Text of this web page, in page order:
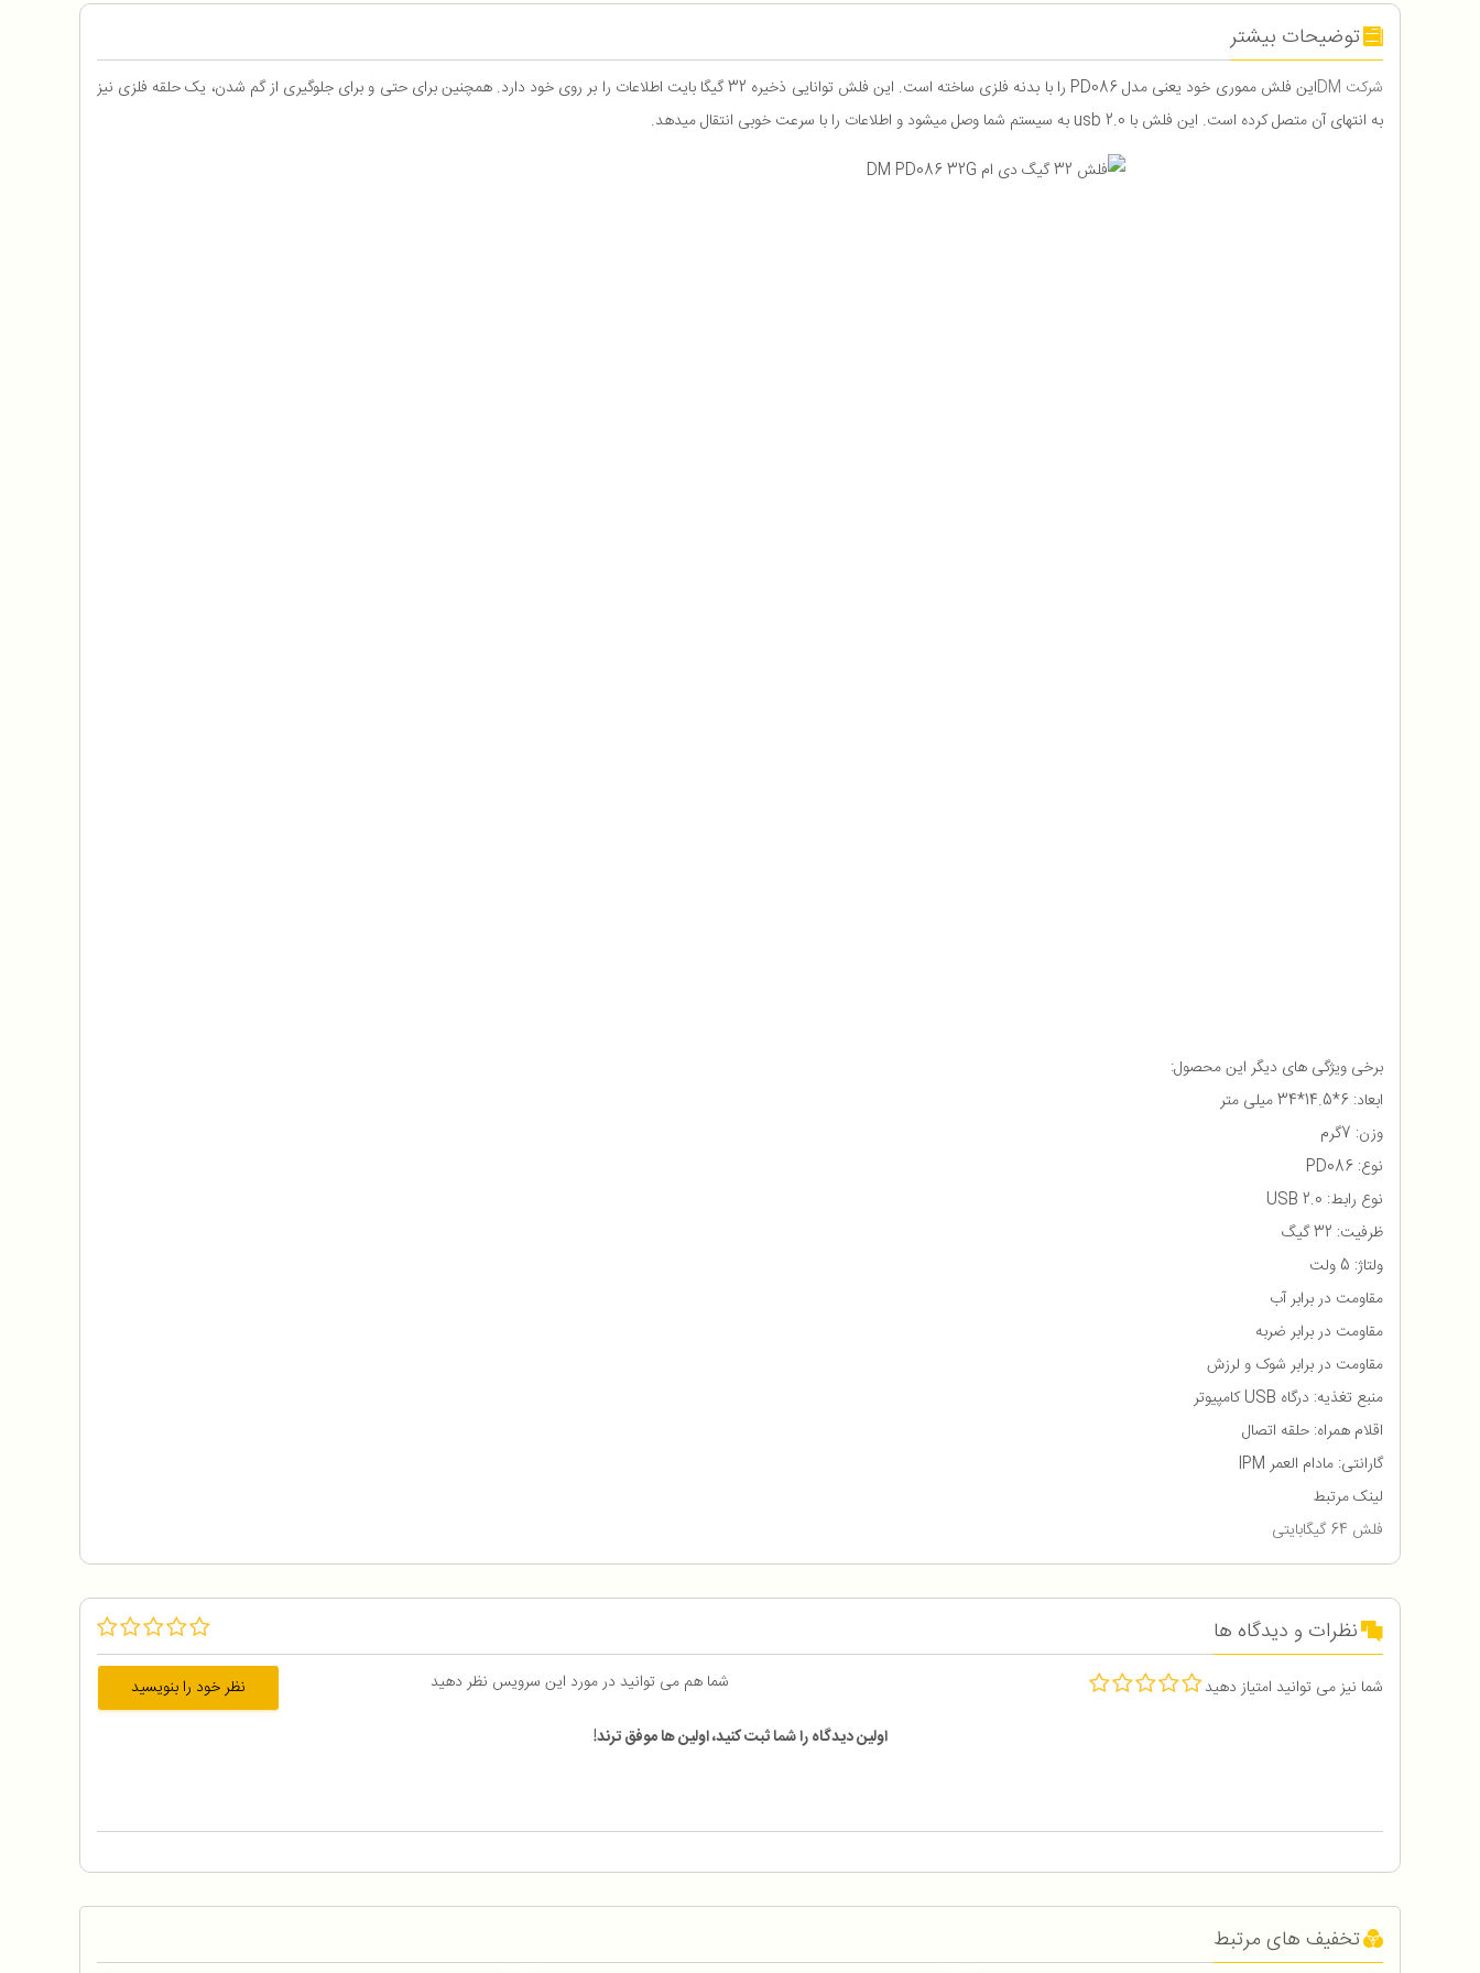
توضیحات بیشتر
شرکت DM
این فلش ‌مموری خود یعنی مدل PD086 را با بدنه فلزی ساخته است. این فلش توانایی ذخیره 32 گیگا بایت اطلاعات را بر روی خود دارد. همچنین برای حتی و برای جلوگیری از گم شدن، یک حلقه فلزی نیز
به انتهای آن متصل کرده است. این فلش با usb 2.0 به سیستم شما وصل میشود و اطلاعات را با سرعت خوبی انتقال میدهد.
برخی ویژگی های دیگر این محصول:
ابعاد: 6*14.5*34 میلی متر
وزن: 7گرم
نوع: PD086
نوع رابط: USB 2.0
ظرفیت: 32 گیگ
ولتاژ: 5 ولت
مقاومت در برابر آب
مقاومت در برابر ضربه
مقاومت در برابر شوک و لرزش
منبع تغذیه: درگاه USB کامپیوتر
اقلام همراه: حلقه اتصال
گارانتی: مادام العمر IPM
لینک مرتبط
فلش 64 گیگابایتی
نظرات و دیدگاه ها
شما نیز می توانید امتیاز دهید شما هم می توانید در مورد این سرویس نظر دهید
نظر خود را بنویسید
اولین دیدگاه را شما ثبت کنید، اولین ها موفق ترند!
تخفیف های مرتبط